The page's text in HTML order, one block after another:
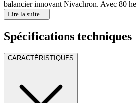
balancier innovant Nivachron. Avec 80
Lire la suite ...
Spécifications techniques
CARACTÉRISTIQUES